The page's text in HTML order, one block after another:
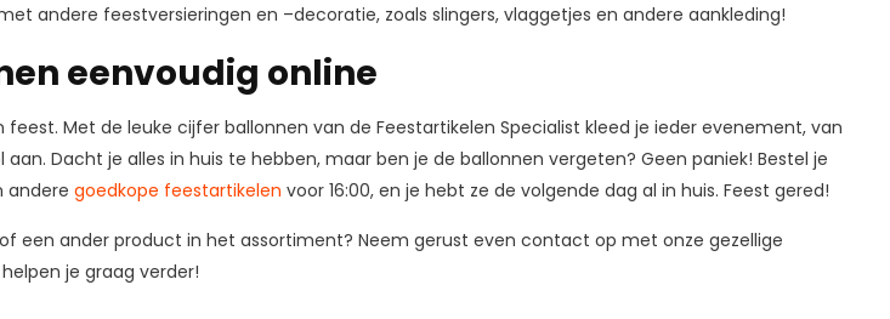
andere feestversieringen en –decoratie, zoals slingers, vlaggetjes en andere aankleding!
eenvoudig online
Met de leuke cijfer ballonnen van de Feestartikelen Specialist kleed je ieder evenement, van
Dacht je alles in huis te hebben, maar ben je de ballonnen vergeten? Geen paniek! Bestel je
andere goedkope feestartikelen voor 16:00, en je hebt ze de volgende dag al in huis. Feest gered!
een ander product in het assortiment? Neem gerust even contact op met onze gezellige
je graag verder!